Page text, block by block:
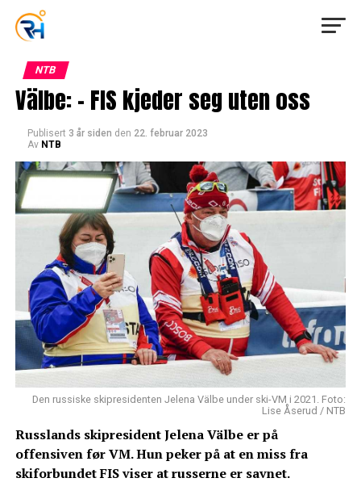
NTB
Välbe: – FIS kjeder seg uten oss
Publisert 3 år siden den 22. februar 2023
Av NTB
Den russiske skipresidenten Jelena Välbe under ski-VM i 2021. Foto:
Lise Åserud / NTB
Russlands skipresident Jelena Välbe er på
offensiven før VM. Hun peker på at en miss fra
skiforbundet FIS viser at russerne er savnet.